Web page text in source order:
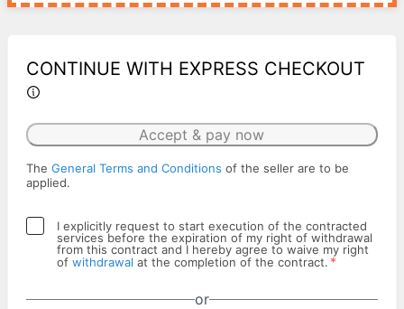
CONTINUE WITH EXPRESS CHECKOUT
Accept & pay now
The General Terms and Conditions of the seller are to be
applied.
I explicitly request to start execution of the contracted
services before the expiration of my right of withdrawal
from this contract and I hereby agree to waive my right
of withdrawal at the completion of the contract. *
or